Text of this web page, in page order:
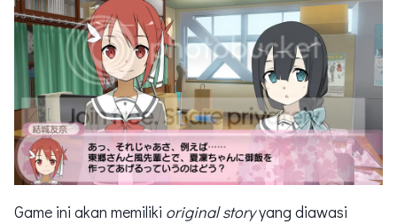
Game ini akan memiliki original storyyang diawasi